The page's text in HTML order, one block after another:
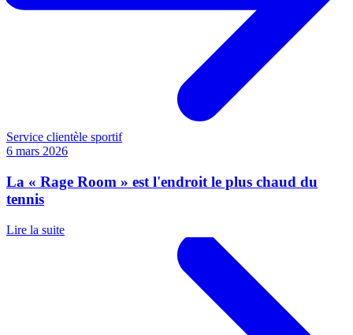
Service clientèle sportif
6 mars 2026
La « Rage Room » est l'endroit le plus chaud du
tennis
Lire la suite